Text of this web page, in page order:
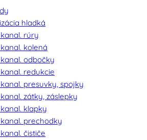
hladká
kanal. rúry
kanal. kolená
kanal. odbočky
kanal. redukcie
kanal. presuvky, spojky
kanal. zátky, záslepky
kanal. klapky
kanal. prechodky
čističe